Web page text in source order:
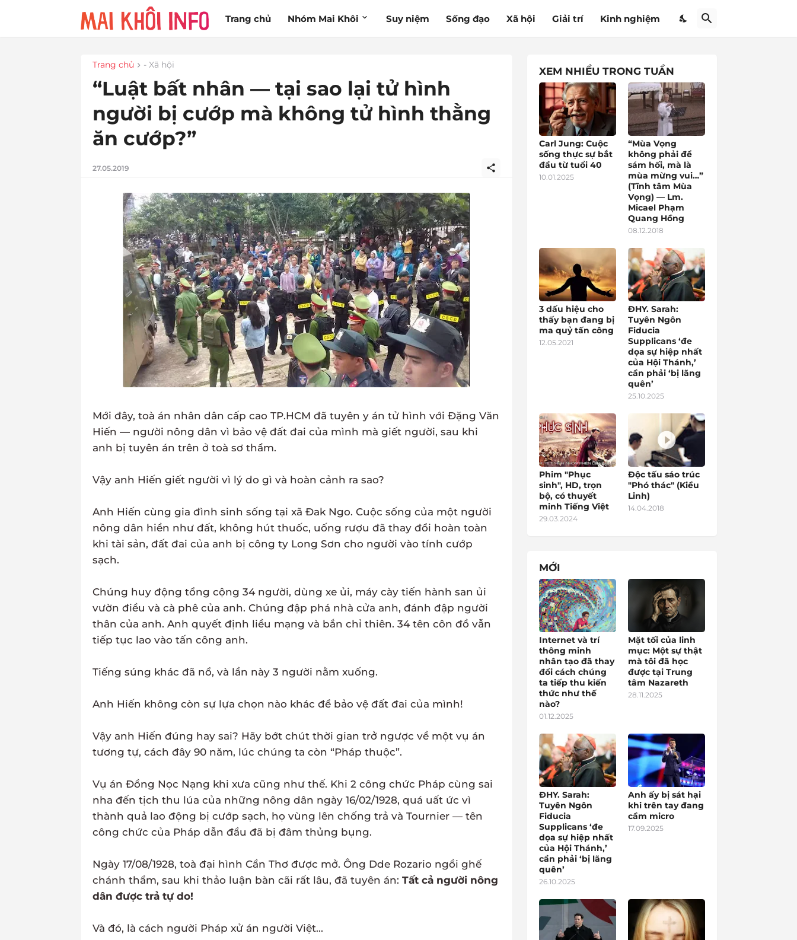
Trang chủ Nhóm Mai Khôi Suy niệm Sống đạo Xã hội Giải trí Kinh nghiệm
Trang chủ - Xã hội
“Luật bất nhân — tại sao lại tử hình
người bị cướp mà không tử hình thằng
ăn cướp?”
27.05.2019
Mới đây, toà án nhân dân cấp cao TP.HCM đã tuyên y án tử hình với Đặng Văn
Hiến — người nông dân vì bảo vệ đất đai của mình mà giết người, sau khi
anh bị tuyên án trên ở toà sơ thẩm.
Vậy anh Hiến giết người vì lý do gì và hoàn cảnh ra sao?
Anh Hiến cùng gia đình sinh sống tại xã Đak Ngo. Cuộc sống của một người
nông dân hiền như đất, không hút thuốc, uống rượu đã thay đổi hoàn toàn
khi tài sản, đất đai của anh bị công ty Long Sơn cho người vào tính cướp
sạch.
Chúng huy động tổng cộng 34 người, dùng xe ủi, máy cày tiến hành san ủi
vườn điều và cà phê của anh. Chúng đập phá nhà cửa anh, đánh đập người
thân của anh. Anh quyết định liều mạng và bắn chỉ thiên. 34 tên côn đồ vẫn
tiếp tục lao vào tấn công anh.
Tiếng súng khác đã nổ, và lần này 3 người nằm xuống.
Anh Hiến không còn sự lựa chọn nào khác để bảo vệ đất đai của mình!
Vậy anh Hiến đúng hay sai? Hãy bớt chút thời gian trở ngược về một vụ án
tương tự, cách đây 90 năm, lúc chúng ta còn “Pháp thuộc”.
Vụ án Đồng Nọc Nạng khi xưa cũng như thế. Khi 2 công chức Pháp cùng sai
nha đến tịch thu lúa của những nông dân ngày 16/02/1928, quá uất ức vì
thành quả lao động bị cướp sạch, họ vùng lên chống trả và Tournier — tên
công chức của Pháp dẫn đầu đã bị đâm thủng bụng.
Ngày 17/08/1928, toà đại hình Cần Thơ được mở. Ông Dde Rozario ngồi ghế
chánh thẩm, sau khi thảo luận bàn cãi rất lâu, đã tuyên án: Tất cả người nông
dân được trả tự do!
Và đó, là cách người Pháp xử án người Việt...
XEM NHIỀU TRONG TUẦN
Carl Jung: Cuộc
sống thực sự bắt
đầu từ tuổi 40
10.01.2025
“Mùa Vọng
không phải để
sám hối, mà là
mùa mừng vui…”
(Tĩnh tâm Mùa
Vọng) — Lm.
Micael Phạm
Quang Hồng
08.12.2018
3 dấu hiệu cho
thấy bạn đang bị
ma quỷ tấn công
12.05.2021
ĐHY. Sarah:
Tuyên Ngôn
Fiducia
Supplicans ‘đe
dọa sự hiệp nhất
của Hội Thánh,’
cần phải ‘bị lãng
quên’
25.10.2025
Phim "Phục
sinh", HD, trọn
bộ, có thuyết
minh Tiếng Việt
29.03.2024
Độc tấu sáo trúc
"Phó thác" (Kiều
Linh)
14.04.2018
MỚI
Internet và trí
thông minh
nhân tạo đã thay
đổi cách chúng
ta tiếp thu kiến
thức như thế
nào?
01.12.2025
Mặt tối của linh
mục: Một sự thật
mà tôi đã học
được tại Trung
tâm Nazareth
28.11.2025
ĐHY. Sarah:
Tuyên Ngôn
Fiducia
Supplicans ‘đe
dọa sự hiệp nhất
của Hội Thánh,’
cần phải ‘bị lãng
quên’
26.10.2025
Anh ấy bị sát hại
khi trên tay đang
cầm micro
17.09.2025